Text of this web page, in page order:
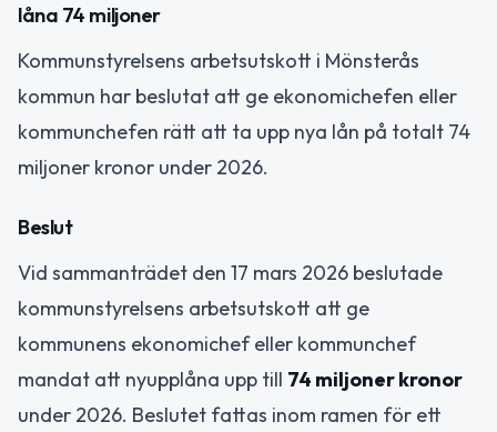
låna 74 miljoner
Kommunstyrelsens arbetsutskott i Mönsterås
kommun har beslutat att ge ekonomichefen eller
kommunchefen rätt att ta upp nya lån på totalt 74
miljoner kronor under 2026.
Beslut
Vid sammanträdet den 17 mars 2026 beslutade
kommunstyrelsens arbetsutskott att ge
kommunens ekonomichef eller kommunchef
mandat att nyupplåna upp till 74 miljoner kronor
under 2026. Beslutet fattas inom ramen för ett